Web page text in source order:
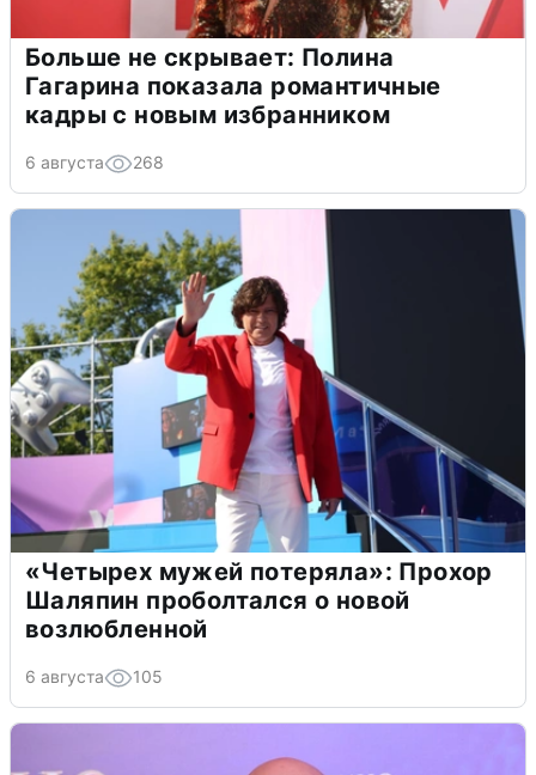
Больше не скрывает: Полина
Гагарина показала романтичные
кадры с новым избранником
6 августа 268
«Четырех мужей потеряла»: Прохор
Шаляпин проболтался о новой
возлюбленной
6 августа 105